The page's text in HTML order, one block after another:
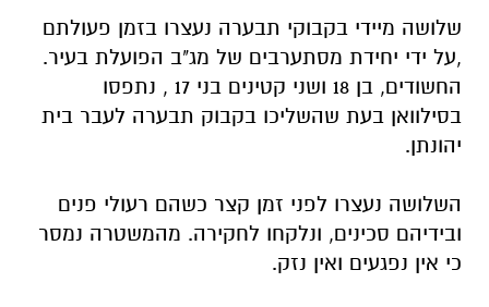
שלושה מיידי בקבוקי תבערה נעצרו בזמן פעולתם
,על ידי יחידת מסתערבים של מג"ב הפועלת בעיר.
החשודים, בן 18 ושני קטינים בני 17 , נתפסו
בסילוואן בעת שהשליכו בקבוק תבערה לעבר בית
יהונתן.
השלושה נעצרו לפני זמן קצר כשהם רעולי פנים
ובידיהם סכינים, ונלקחו לחקירה. מהמשטרה נמסר
כי אין נפגעים ואין נזק.